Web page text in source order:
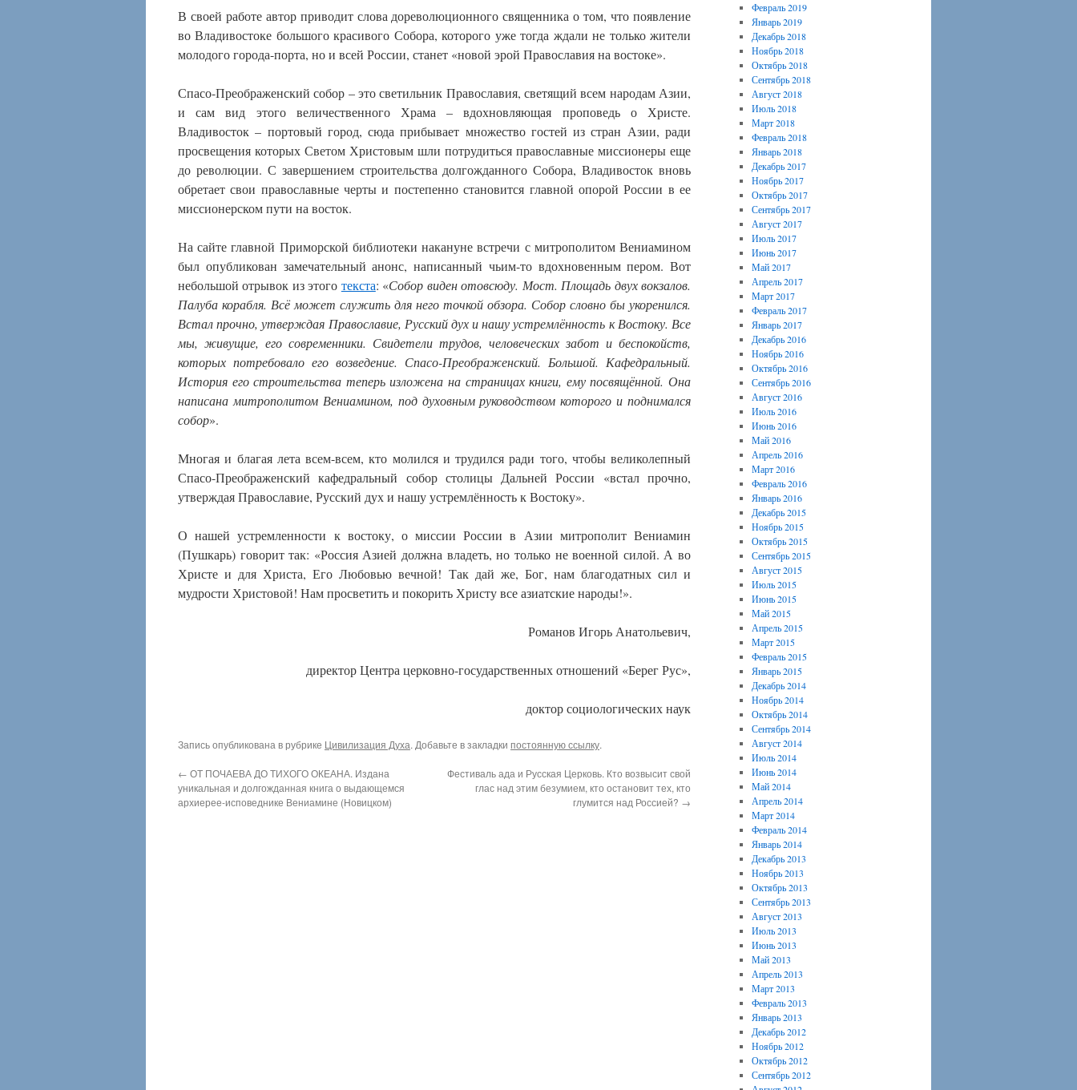
В своей работе автор приводит слова дореволюционного священника о том, что появление
во Владивостоке большого красивого Собора, которого уже тогда ждали не только жители
молодого города-порта, но и всей России, станет «новой эрой Православия на востоке».
Спасо-Преображенский собор – это светильник Православия, светящий всем народам Азии,
и сам вид этого величественного Храма – вдохновляющая проповедь о Христе.
Владивосток – портовый город, сюда прибывает множество гостей из стран Азии, ради
просвещения которых Светом Христовым шли потрудиться православные миссионеры еще
до революции. С завершением строительства долгожданного Собора, Владивосток вновь
обретает свои православные черты и постепенно становится главной опорой России в ее
миссионерском пути на восток.
На сайте главной Приморской библиотеки накануне встречи с митрополитом Вениамином
был опубликован замечательный анонс, написанный чьим-то вдохновенным пером. Вот
небольшой отрывок из этого текста: «Собор виден отовсюду. Мост. Площадь двух вокзалов.
Палуба корабля. Всё может служить для него точкой обзора. Собор словно бы укоренился.
Встал прочно, утверждая Православие, Русский дух и нашу устремлённость к Востоку. Все
мы, живущие, его современники. Свидетели трудов, человеческих забот и беспокойств,
которых потребовало его возведение. Спасо-Преображенский. Большой. Кафедральный.
История его строительства теперь изложена на страницах книги, ему посвящённой. Она
написана митрополитом Вениамином, под духовным руководством которого и поднимался
собор».
Многая и благая лета всем-всем, кто молился и трудился ради того, чтобы великолепный
Спасо-Преображенский кафедральный собор столицы Дальней России «встал прочно,
утверждая Православие, Русский дух и нашу устремлённость к Востоку».
О нашей устремленности к востоку, о миссии России в Азии митрополит Вениамин
(Пушкарь) говорит так: «Россия Азией должна владеть, но только не военной силой. А во
Христе и для Христа, Его Любовью вечной! Так дай же, Бог, нам благодатных сил и
мудрости Христовой! Нам просветить и покорить Христу все азиатские народы!».
Романов Игорь Анатольевич,
директор Центра церковно-государственных отношений «Берег Рус»,
доктор социологических наук
Запись опубликована в рубрике Цивилизация Духа. Добавьте в закладки постоянную ссылку.
← ОТ ПОЧАЕВА ДО ТИХОГО ОКЕАНА. Издана
уникальная и долгожданная книга о выдающемся
архиерее-исповеднике Вениамине (Новицком)
Фестиваль ада и Русская Церковь. Кто возвысит свой
глас над этим безумием, кто остановит тех, кто
глумится над Россией? →
Февраль 2019
Январь 2019
Декабрь 2018
Ноябрь 2018
Октябрь 2018
Сентябрь 2018
Август 2018
Июль 2018
Март 2018
Февраль 2018
Январь 2018
Декабрь 2017
Ноябрь 2017
Октябрь 2017
Сентябрь 2017
Август 2017
Июль 2017
Июнь 2017
Май 2017
Апрель 2017
Март 2017
Февраль 2017
Январь 2017
Декабрь 2016
Ноябрь 2016
Октябрь 2016
Сентябрь 2016
Август 2016
Июль 2016
Июнь 2016
Май 2016
Апрель 2016
Март 2016
Февраль 2016
Январь 2016
Декабрь 2015
Ноябрь 2015
Октябрь 2015
Сентябрь 2015
Август 2015
Июль 2015
Июнь 2015
Май 2015
Апрель 2015
Март 2015
Февраль 2015
Январь 2015
Декабрь 2014
Ноябрь 2014
Октябрь 2014
Сентябрь 2014
Август 2014
Июль 2014
Июнь 2014
Май 2014
Апрель 2014
Март 2014
Февраль 2014
Январь 2014
Декабрь 2013
Ноябрь 2013
Октябрь 2013
Сентябрь 2013
Август 2013
Июль 2013
Июнь 2013
Май 2013
Апрель 2013
Март 2013
Февраль 2013
Январь 2013
Декабрь 2012
Ноябрь 2012
Октябрь 2012
Сентябрь 2012